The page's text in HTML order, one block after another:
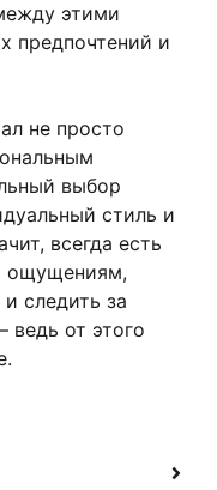
этими
предпочтений и
не просто
выбор
стиль и
всегда есть
ощущениям,
следить за
от этого